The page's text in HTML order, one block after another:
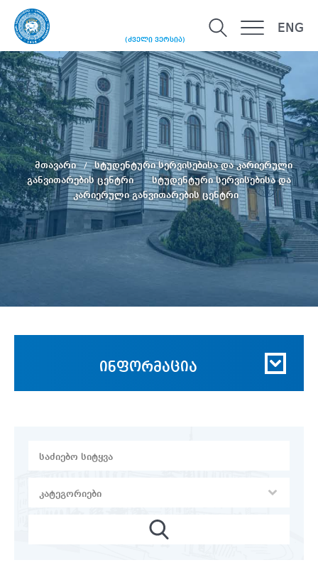
(ძველი ვერსია)
ENG
მთავარი
სტუდენტური სერვისებისა და კარიერული
განვითარების ცენტრი
სტუდენტური სერვისებისა და
კარიერული განვითარების ცენტრი
ინფორმაცია